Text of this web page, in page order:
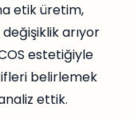
etik üretim,
arıyor
estetiğiyle
belirlemek
ettik.